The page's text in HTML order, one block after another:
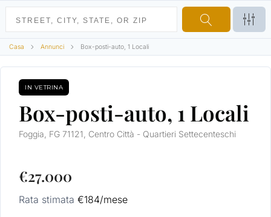
Casa Annunci Box-posti-auto, 1 Locali
IN VETRINA
Box-posti-auto, 1 Locali
Foggia, FG 71121, Centro Città - Quartieri Settecenteschi
€27.000
Rata stimata €184/mese